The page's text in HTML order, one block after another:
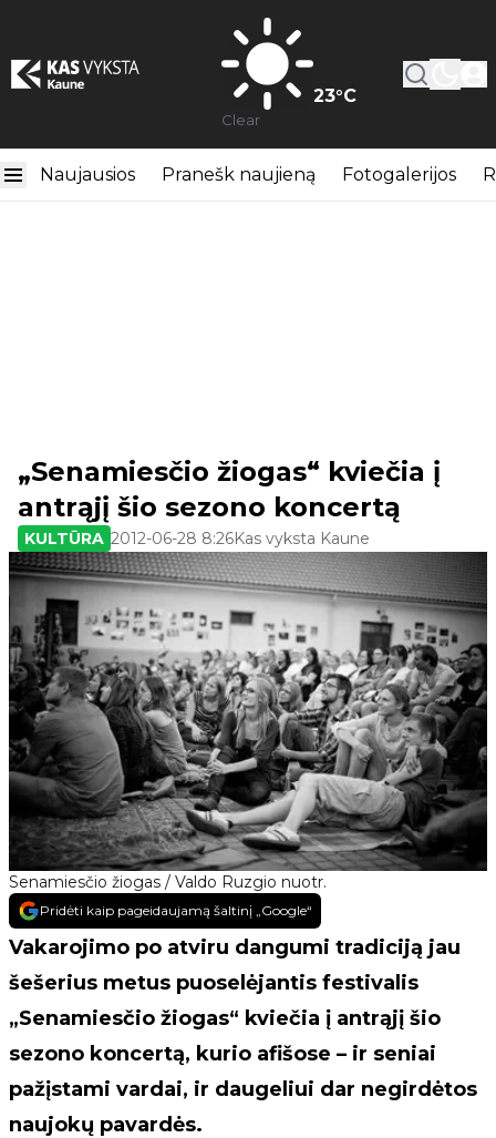
23°C
Clear
Naujausios Pranešk naujieną Fotogalerijos
Senamiesčio žiogas / Valdo Ruzgio nuotr.
„Senamiesčio žiogas“ kviečia į
antrąjį šio sezono koncertą
KULTŪRA 2012-06-28 8:26Kas vyksta Kaune
Pridėti kaip pageidaujamą šaltinį „Google“
Vakarojimo po atviru dangumi tradiciją jau
šešerius metus puoselėjantis festivalis
„Senamiesčio žiogas“ kviečia į antrąjį šio
sezono koncertą, kurio afišose – ir seniai
pažįstami vardai, ir daugeliui dar negirdėtos
naujokų pavardės.